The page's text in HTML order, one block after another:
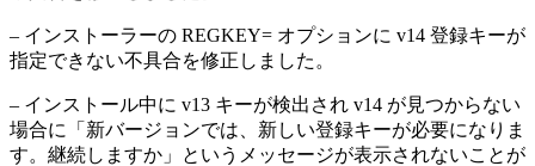
– インストーラーの REGKEY= オプションに v14 登録キーが
指定できない不具合を修正しました。
– インストール中に v13 キーが検出され v14 が見つからない
場合に「新バージョンでは、新しい登録キーが必要になりま
す。継続しますか」というメッセージが表示されないことが